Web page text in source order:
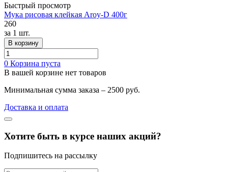
Быстрый просмотр
Мука рисовая клейкая Aroy-D 400г
260
за 1 шт.
В корзину
0 Корзина пуста
В вашей корзине нет товаров
Минимальная сумма заказа – 2500 руб.
Доставка и оплата
Хотите быть в курсе наших акций?
Подпишитесь на рассылку